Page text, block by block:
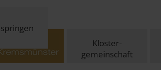
Kloster-
gemeinschaft